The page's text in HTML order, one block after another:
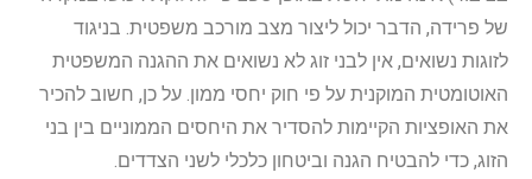
של פרידה, הדבר יכול ליצור מצב מורכב משפטית. בניגוד
לזוגות נשואים, אין לבני זוג לא נשואים את ההגנה המשפטית
האוטומטית המוקנית על פי חוק יחסי ממון. על כן, חשוב להכיר
את האופציות הקיימות להסדיר את היחסים הממוניים בין בני
הזוג, כדי להבטיח הגנה וביטחון כלכלי לשני הצדדים.